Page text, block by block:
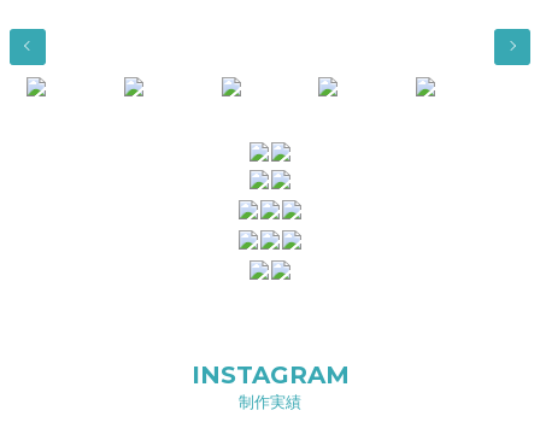
INSTAGRAM
制作実績